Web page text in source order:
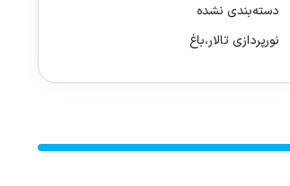
دسته‌بندی نشده
نورپردازی تالار،باغ